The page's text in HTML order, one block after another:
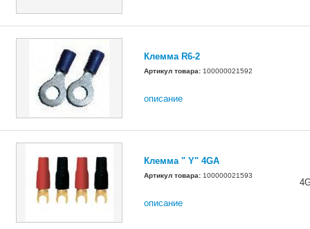
Клемма R6-2
Артикул товара: 100000021592
описание
Клемма " Y" 4GA
Артикул товара: 100000021593
описание